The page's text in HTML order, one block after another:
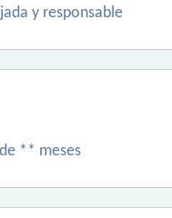
y responsable
** meses